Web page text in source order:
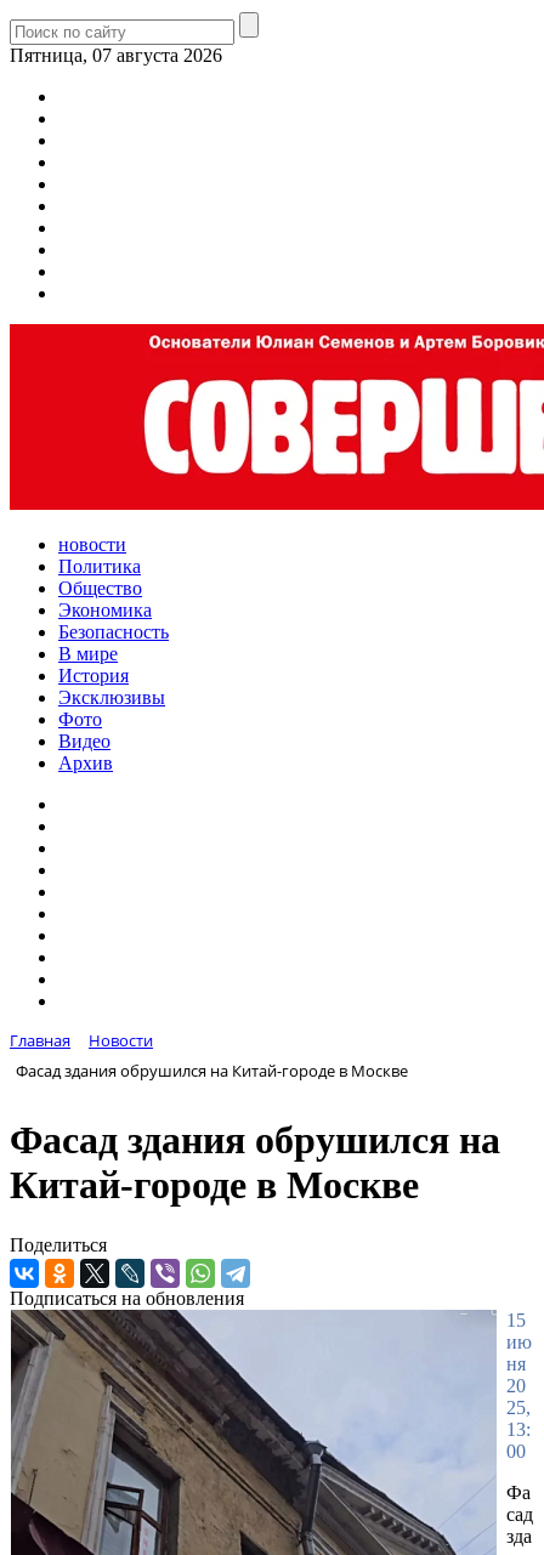
Пятница, 07 августа 2026
новости
Политика
Общество
Экономика
Безопасность
В мире
История
Эксклюзивы
Фото
Видео
Архив
Главная
Новости
Фасад здания обрушился на Китай-городе в Москве
Фасад здания обрушился на
Китай-городе в Москве
Поделиться
Подписаться на обновления
15
ию
ня
20
25,
13:
00
Фа
сад
зда